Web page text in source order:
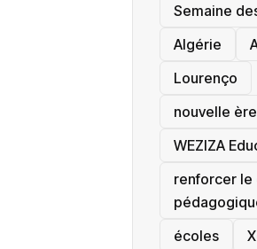
Semaine
‎Algérie
Lourenço
nouvelle
‎WEZIZA
renforcer le
écoles